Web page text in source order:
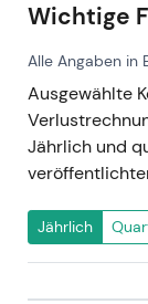
Wichtige
Alle Angaben in
Ausgewählte
Jährlich und
Jährlich